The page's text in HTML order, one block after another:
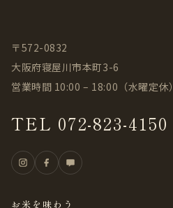
〒572-0832
大阪府寝屋川市本町3-6
営業時間 10:00 – 18:00（水曜定休）
TEL 072-823-4150
お米を味わう